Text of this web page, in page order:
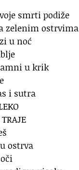
smrti podiže
zelenim ostrvima
u noć
u krik
i sutra
ostrva